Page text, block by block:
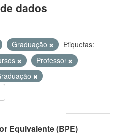
dados
Graduação
Etiquetas:
Professor
Equivalente (BPE)